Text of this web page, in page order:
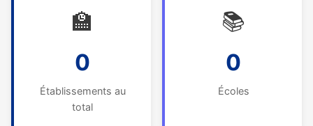
🏫
0
Établissements au
total
📚
0
Écoles